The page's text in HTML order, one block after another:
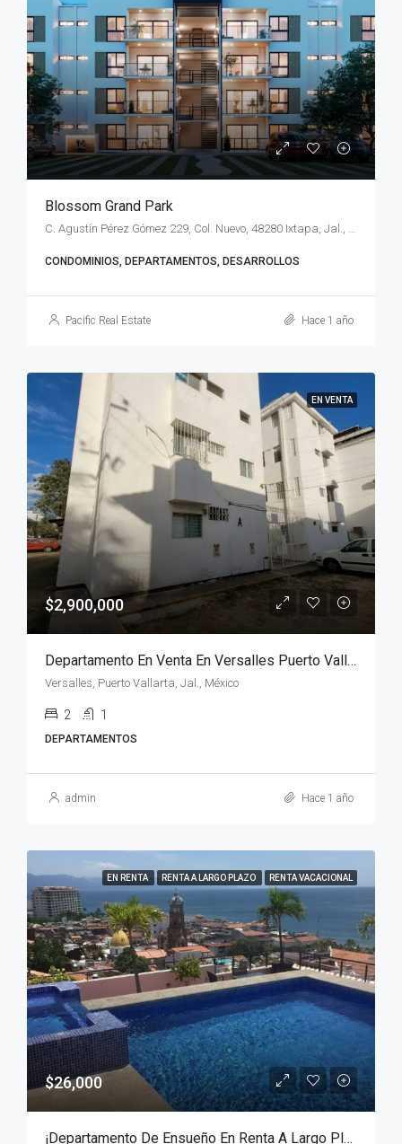
Blossom Grand Park
C. Agustín Pérez Gómez 229, Col. Nuevo, 48280 Ixtapa, Jal., México
CONDOMINIOS, DEPARTAMENTOS, DESARROLLOS
Pacific Real Estate Hace 1 año
EN VENTA
$2,900,000
Departamento En Venta En Versalles Puerto Vallarta
Versalles, Puerto Vallarta, Jal., México
2 1
DEPARTAMENTOS
admin Hace 1 año
EN RENTA RENTA A LARGO PLAZO RENTA VACACIONAL
$26,000
¡Departamento De Ensueño En Renta A Largo Plazo En Puerto Vallarta!